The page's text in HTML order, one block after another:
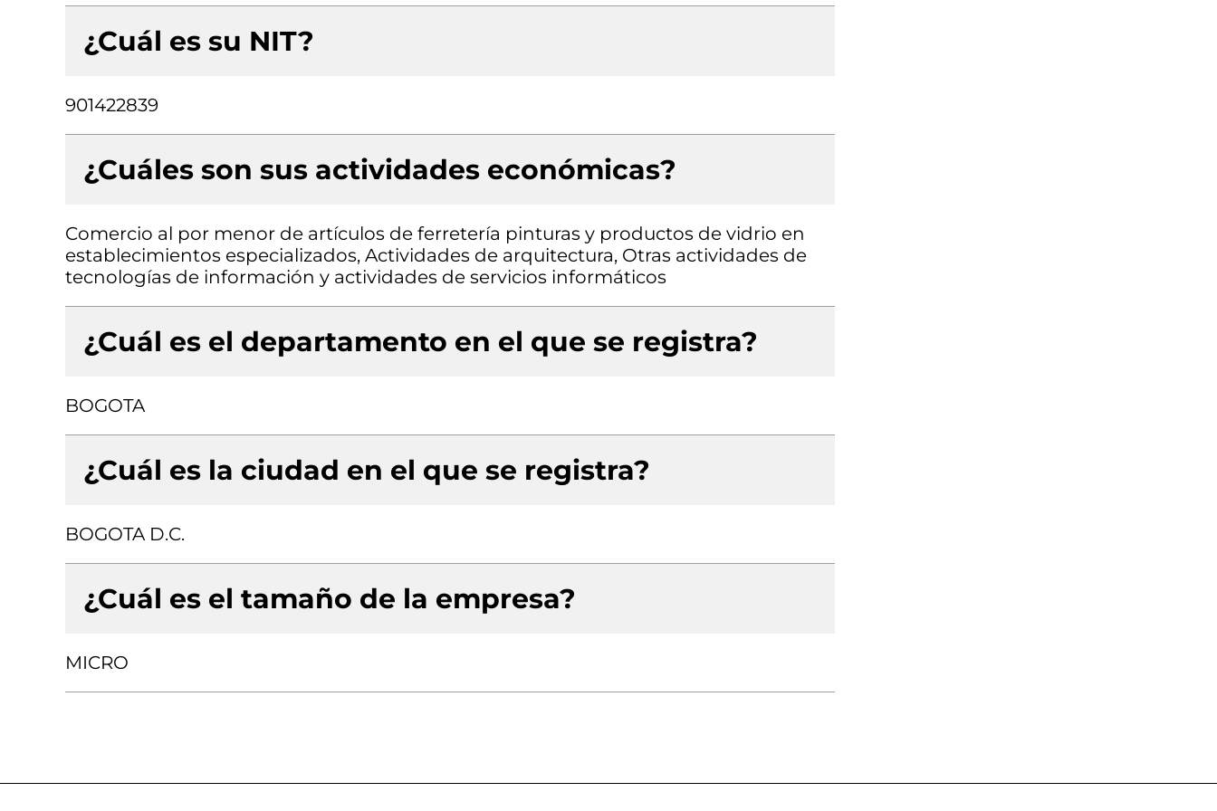
¿Cuál es su NIT?
901422839
¿Cuáles son sus actividades económicas?
Comercio al por menor de artículos de ferretería pinturas y productos de vidrio en
establecimientos especializados, Actividades de arquitectura, Otras actividades de
tecnologías de información y actividades de servicios informáticos
¿Cuál es el departamento en el que se registra?
BOGOTA
¿Cuál es la ciudad en el que se registra?
BOGOTA D.C.
¿Cuál es el tamaño de la empresa?
MICRO